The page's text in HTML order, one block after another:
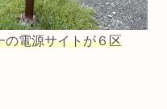
の電源サイトが６区